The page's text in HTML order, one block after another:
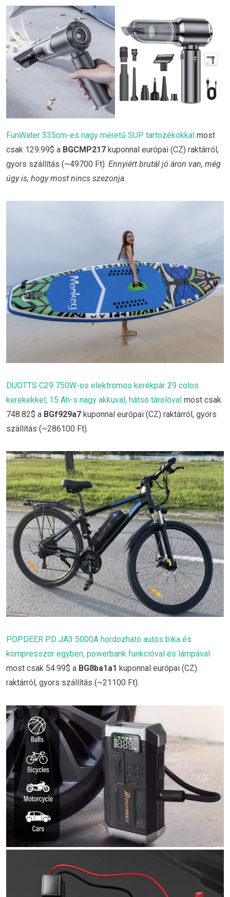
FunWater 335cm-es nagy méretű SUP tartozékokkal most
csak 129.99$ a BGCMP217 kuponnal európai (CZ) raktárról,
gyors szállítás (~49700 Ft). Ennyiért brutál jó áron van, még
úgy is, hogy most nincs szezonja.
DUOTTS C29 750W-os elektromos kerékpár 29 colos
kerekekkel, 15 Ah-s nagy akkuval, hátsó tárolóval most csak
748.82$ a BGf929a7 kuponnal európai (CZ) raktárról, gyors
szállítás (~286100 Ft).
POPDEER PD JA3 5000A hordozható autós bika és
kompresszor egyben, powerbank funkcióval és lámpával
most csak 54.99$ a BG8ba1a1 kuponnal európai (CZ)
raktárról, gyors szállítás (~21100 Ft).